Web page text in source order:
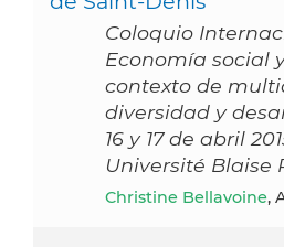
Coloquio
Economía social
contexto de
diversidad y
16 y 17 de abril
Université Blaise
Christine Bellavoine,